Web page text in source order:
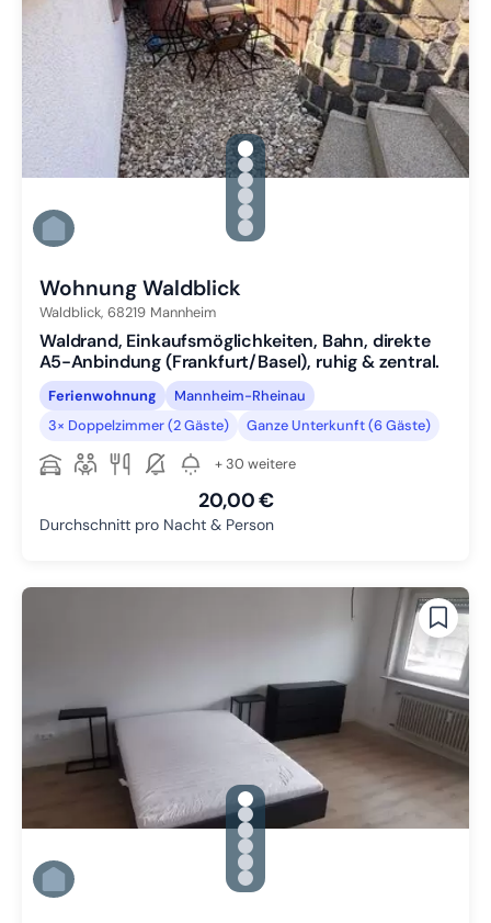
gallery.slide_selector
Zu Slide 1 wechseln
Zu Slide 2 wechseln
Zu Slide 3 wechseln
Zu Slide 4 wechseln
Zu Slide 5 wechseln
Zu Slide 6 wechseln
Wohnung Waldblick
Waldblick, 68219 Mannheim
Waldrand, Einkaufsmöglichkeiten, Bahn, direkte
A5-Anbindung (Frankfurt/Basel), ruhig & zentral.
Ferienwohnung
Mannheim-Rheinau
3× Doppelzimmer (2 Gäste)
Ganze Unterkunft (6 Gäste)
+ 30 weitere
20,00 €
Durchschnitt pro Nacht & Person
gallery.slide_selector
Zu Slide 1 wechseln
Zu Slide 2 wechseln
Zu Slide 3 wechseln
Zu Slide 4 wechseln
Zu Slide 5 wechseln
Zu Slide 6 wechseln